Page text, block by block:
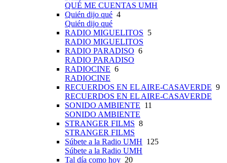
QUÉ ME CUENTAS UMH
Quién dijo qué 4
Quién dijo qué
RADIO MIGUELITOS 5
RADIO MIGUELITOS
RADIO PARADISO 6
RADIO PARADISO
RADIOCINE 6
RADIOCINE
RECUERDOS EN EL AIRE-CASAVERDE 9
RECUERDOS EN EL AIRE-CASAVERDE
SONIDO AMBIENTE 11
SONIDO AMBIENTE
STRANGER FILMS 8
STRANGER FILMS
Súbete a la Radio UMH 125
Súbete a la Radio UMH
Tal día como hoy 20